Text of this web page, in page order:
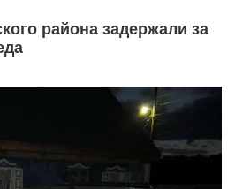
района задержали за